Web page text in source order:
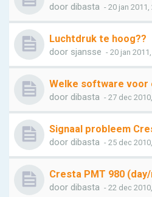
door dibasta - 20 jan 2011,
Luchtdruk te hoog??
door sjansse - 20 jan
Welke software voor
door dibasta - 27 dec
Signaal probleem
door dibasta - 25 dec
Cresta PMT 980
door dibasta - 22 dec